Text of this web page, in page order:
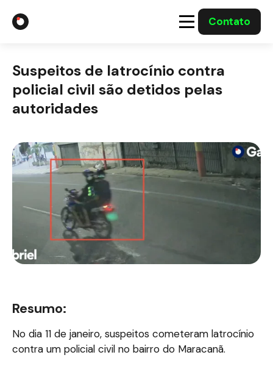
Contato
Soluções
Casos Solucionados
Mídia
Suspeitos de latrocínio contra
policial civil são detidos pelas
autoridades
Resumo:
No dia 11 de janeiro, suspeitos cometeram latrocínio
contra um policial civil no bairro do Maracanã.